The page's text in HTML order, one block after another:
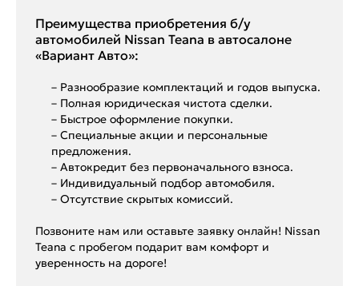
Преимущества приобретения б/у
автомобилей Nissan Teana в автосалоне
«Вариант Авто»:
– Разнообразие комплектаций и годов выпуска.
– Полная юридическая чистота сделки.
– Быстрое оформление покупки.
– Специальные акции и персональные
предложения.
– Автокредит без первоначального взноса.
– Индивидуальный подбор автомобиля.
– Отсутствие скрытых комиссий.
Позвоните нам или оставьте заявку онлайн! Nissan
Teana с пробегом подарит вам комфорт и
уверенность на дороге!